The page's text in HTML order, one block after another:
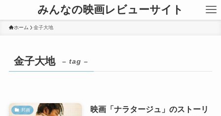
みんなの映画レビューサイト
ホーム 金子大地
金子大地 – tag –
邦画
映画「ナラタージュ」のストーリ